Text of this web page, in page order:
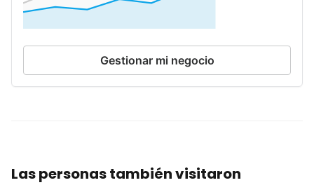
Gestionar mi negocio
Las personas también visitaron